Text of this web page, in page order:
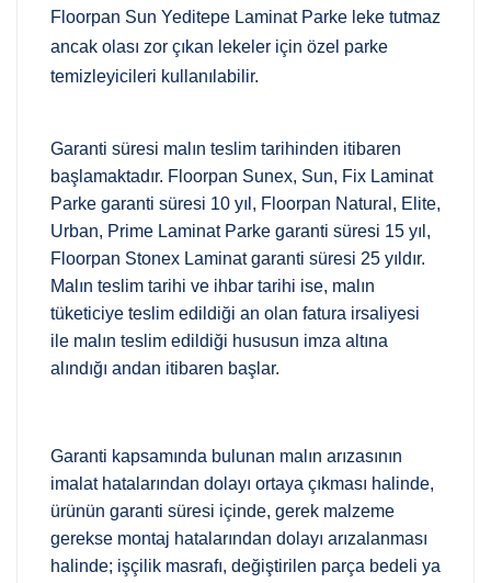
Floorpan Sun Yeditepe Laminat Parke leke tutmaz
ancak olası zor çıkan lekeler için özel parke
temizleyicileri kullanılabilir.
Garanti süresi malın teslim tarihinden itibaren
başlamaktadır. Floorpan Sunex, Sun, Fix Laminat
Parke garanti süresi 10 yıl, Floorpan Natural, Elite,
Urban, Prime Laminat Parke garanti süresi 15 yıl,
Floorpan Stonex Laminat garanti süresi 25 yıldır.
Malın teslim tarihi ve ihbar tarihi ise, malın
tüketiciye teslim edildiği an olan fatura irsaliyesi
ile malın teslim edildiği hususun imza altına
alındığı andan itibaren başlar.
Garanti kapsamında bulunan malın arızasının
imalat hatalarından dolayı ortaya çıkması halinde,
ürünün garanti süresi içinde, gerek malzeme
gerekse montaj hatalarından dolayı arızalanması
halinde; işçilik masrafı, değiştirilen parça bedeli ya